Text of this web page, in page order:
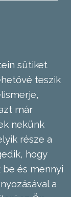
sütiket
teszik
már
nekünk
része a
hogy
és mennyi
a